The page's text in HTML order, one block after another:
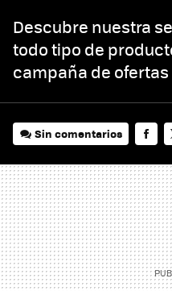
Descubre nuestra
todo tipo de
campaña de
Sin comentarios